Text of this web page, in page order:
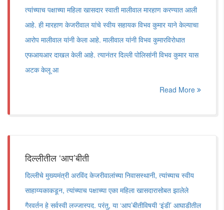
त्यांच्याच पक्षाच्या महिला खासदार स्वाती मालीवाल मारहाण करण्यात आली
आहे. ही मारहाण केजरीवाल यांचे स्वीय सहायक विभव कुमार याने केल्याचा
आरोप मालीवाल यांनी केला आहे. मालीवाल यांनी विभव कुमारविरोधात
एफआयआर दाखल केली आहे. त्यानंतर दिल्ली पोलिसांनी विभव कुमार यास
अटक केलू आ
Read More
दिल्लीतील ‘आप’बीती
दिल्लीचे मुख्यमंत्री अरविंद केजरीवालांच्या निवासस्थानी, त्यांच्याच स्वीय
साहाय्यकाकडून, त्यांच्याच पक्षाच्या एका महिला खासदारासोबत झालेले
गैरवर्तन हे सर्वस्वी लज्जास्पद. परंतु, या ‘आप’बीतीविषयी ‘इंडी’ आघाडीतील